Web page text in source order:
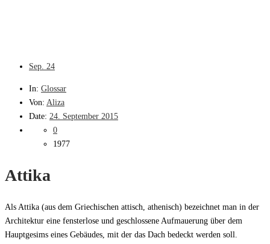
Sep. 24
In: Glossar
Von: Aliza
Date: 24. September 2015
0
1977
Attika
Als Attika (aus dem Griechischen attisch, athenisch) bezeichnet man in der
Architektur eine fensterlose und geschlossene Aufmauerung über dem
Hauptgesims eines Gebäudes, mit der das Dach bedeckt werden soll.